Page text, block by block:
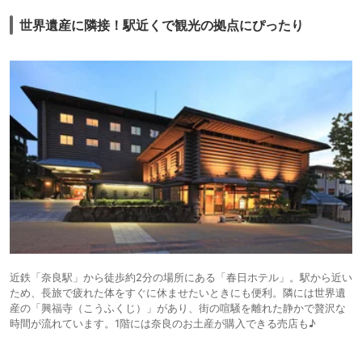
世界遺産に隣接！駅近くで観光の拠点にぴったり
近鉄「奈良駅」から徒歩約2分の場所にある「春日ホテル」。駅から近い
ため、長旅で疲れた体をすぐに休ませたいときにも便利。隣には世界遺
産の「興福寺（こうふくじ）」があり、街の喧騒を離れた静かで贅沢な
時間が流れています。1階には奈良のお土産が購入できる売店も♪